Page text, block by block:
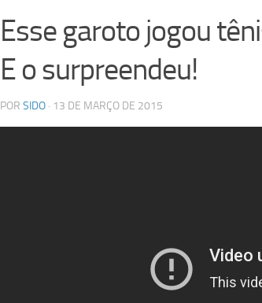
Esse garoto jogou
E o surpreendeu!
POR SIDO · 13 DE MARÇO DE 2015